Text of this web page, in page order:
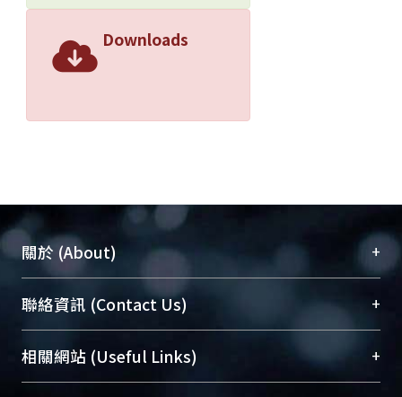
Downloads
關於 (About) +
臺大位居世界頂尖大學之列，為永久珍藏及向國際
展現本校豐碩的研究成果及學術能量，圖書館整合
機構典藏（NTUR）與學術庫（AH）不同功能平
台，成為臺大學術典藏NTU scholars。期能整合研
聯絡資訊 (Contact Us) +
總館學科館員(Main Library)
醫學圖書館學科館員(Medical Library)
相關網站 (Useful Links) +